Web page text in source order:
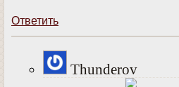
Ответить
Thunderov